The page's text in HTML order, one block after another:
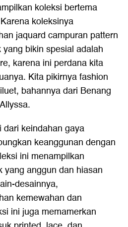
koleksi bertema
koleksinya
jaquard campuran pattern
bikin spesial adalah
karena ini perdana kita
Kita pikirnya fashion
bahannya dari Benang
keindahan gaya
keanggunan dengan
ini menampilkan
yang anggun dan hiasan
desainnya,
kemewahan dan
ini juga memamerkan